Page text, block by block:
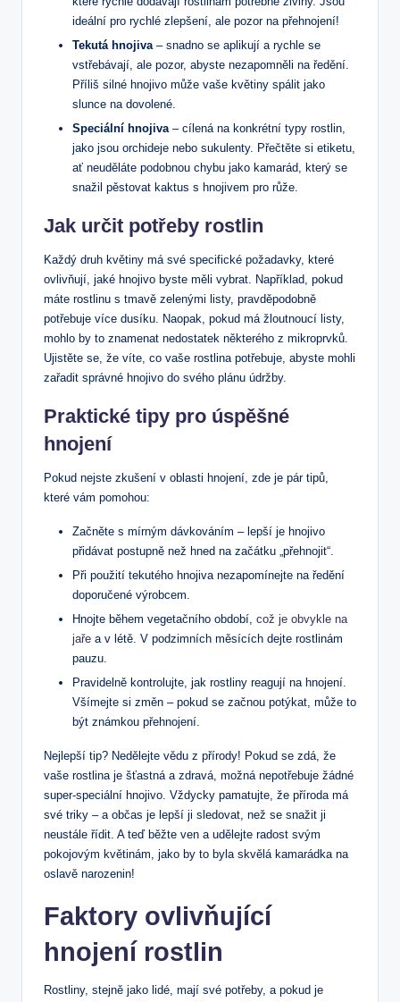
ideální pro rychlé zlepšení, ale pozor na přehnojení!
Tekutá hnojiva – snadno se aplikují a rychle se
vstřebávají, ale pozor, abyste nezapomněli na ředění.
Příliš silné hnojivo může vaše květiny spálit jako
slunce na dovolené.
Speciální hnojiva– cílená na konkrétní typy rostlin,
jako jsou orchideje nebo sukulenty. Přečtěte si etiketu,
ať neuděláte podobnou chybu jako kamarád, který se
snažil pěstovat kaktus s hnojivem pro růže.
Jak určit potřeby rostlin
Každý druh květiny má své specifické požadavky, které
ovlivňují, jaké hnojivo byste měli vybrat. Například, pokud
máte rostlinu s tmavě zelenými listy, pravděpodobně
potřebuje více dusíku. Naopak, pokud má žloutnoucí listy,
mohlo by to znamenat nedostatek některého z mikroprvků.
Ujistěte se, že víte, co vaše rostlina potřebuje, abyste mohli
zařadit správné hnojivo do svého plánu údržby.
Praktické tipy pro úspěšné
hnojení
Pokud nejste zkušení v oblasti hnojení, zde je pár tipů,
které vám pomohou:
Začněte s mírným dávkováním – lepší je hnojivo
přidávat postupně než hned na začátku „přehnojit“.
Při použití tekutého hnojiva nezapomínejte na ředění
doporučené výrobcem.
Hnojte během vegetačního období, což je obvykle na
jaře a v létě. V podzimních měsících dejte rostlinám
pauzu.
Pravidelně kontrolujte, jak rostliny reagují na hnojení.
Všímejte si změn – pokud se začnou potýkat, může to
být známkou přehnojení.
Nejlepší tip? Nedělejte vědu z přírody! Pokud se zdá, že
vaše rostlina je šťastná a zdravá, možná nepotřebuje žádné
super-speciální hnojivo. Vždycky pamatujte, že příroda má
své triky – a občas je lepší ji sledovat, než se snažit ji
neustále řídit. A teď běžte ven a udělejte radost svým
pokojovým květinám, jako by to byla skvělá kamarádka na
oslavě narozenin!
Faktory ovlivňující
hnojení rostlin
Rostliny, stejně jako lidé, mají své potřeby, a pokud je